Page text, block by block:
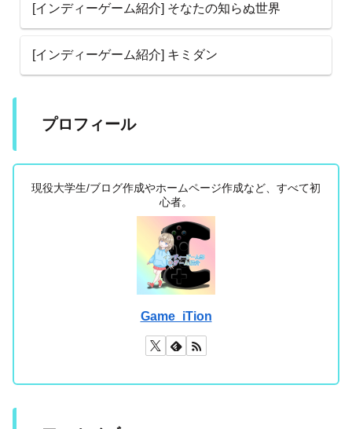
[インディーゲーム紹介] そなたの知らぬ世界
[インディーゲーム紹介] キミダン
プロフィール
現役大学生/ブログ作成やホームページ作成など、すべて初
心者。
Game_iTion